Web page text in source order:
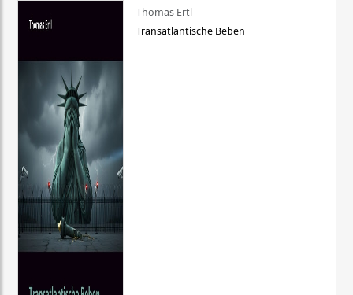
Thomas Ertl
Transatlantische Beben